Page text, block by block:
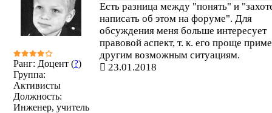
Ранг: Доцент (?)
Группа:
Активисты
Должность:
Инженер, учитель
Есть разница между "понять" и
написать об этом на форуме". Для
обсуждения меня больше интересует
правовой аспект, т. к. его проще
другим возможным ситуациям.
23.01.2018